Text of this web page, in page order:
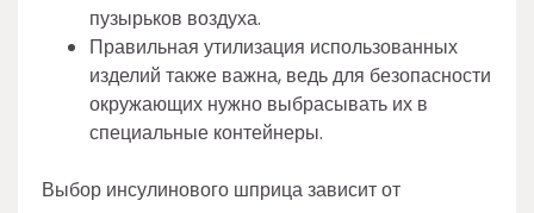
пузырьков воздуха.
Правильная утилизация использованных
изделий также важна, ведь для безопасности
окружающих нужно выбрасывать их в
специальные контейнеры.
Выбор инсулинового шприца зависит от